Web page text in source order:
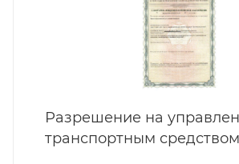
Разрешение на
транспортным средством